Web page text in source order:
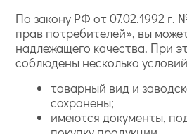
По закону РФ от 07.02.1992 г.
прав потребителей», вы
надлежащего качества. При
соблюдены несколько
товарный вид и
сохранены;
имеются документы,